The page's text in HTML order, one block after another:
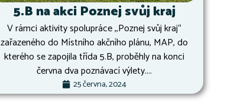
5.B na akci Poznej svůj kraj
V rámci aktivity spolupráce ,,Poznej svůj kraj“
zařazeného do Místního akčního plánu, MAP, do
kterého se zapojila třída 5.B, proběhly na konci
června dva poznávací výlety....
25 června, 2024